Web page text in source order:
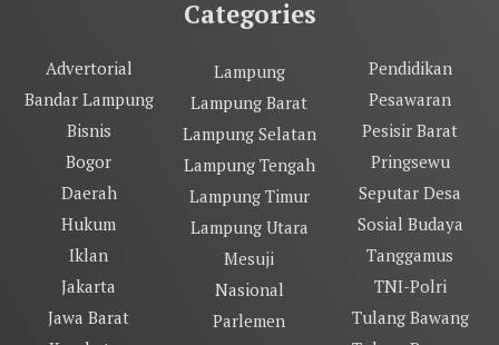
Categories
Advertorial
Bandar Lampung
Bisnis
Bogor
Daerah
Hukum
Iklan
Jakarta
Jawa Barat
Lampung
Lampung Barat
Lampung Selatan
Lampung Tengah
Lampung Timur
Lampung Utara
Mesuji
Nasional
Parlemen
Pendidikan
Pesawaran
Pesisir Barat
Pringsewu
Seputar Desa
Sosial Budaya
Tanggamus
TNI-Polri
Tulang Bawang